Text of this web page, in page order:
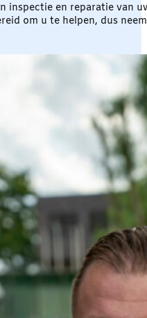
inspectie en reparatie van
om u te helpen, dus